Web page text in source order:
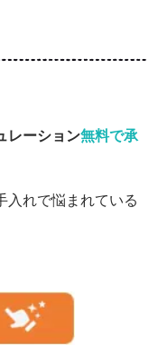
レーション無料で承
入れで悩まれている